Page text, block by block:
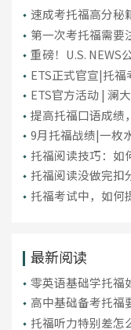
速成考托福高分秘
第一次考托福需要
重磅！U.S. NEWS
牌，纽大重回
ETS正式官宣|托福
ETS官方活动 | 澜
提高托福口语成绩
9月托福战绩|一枚
破百！
托福阅读技巧：如
托福阅读没做完扣
托福考试中，如何
最新阅读
零英语基础学托福
高中基础备考托福
托福听力特别差怎